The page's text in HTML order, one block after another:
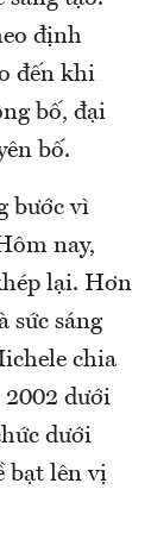
định
đến khi
bố, đại
bố.
bước vì
nay,
lại. Hơn
sức sáng
chia
2002 dưới
dưới
bạt lên vị